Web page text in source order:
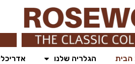
הבית הגלריה שלנו